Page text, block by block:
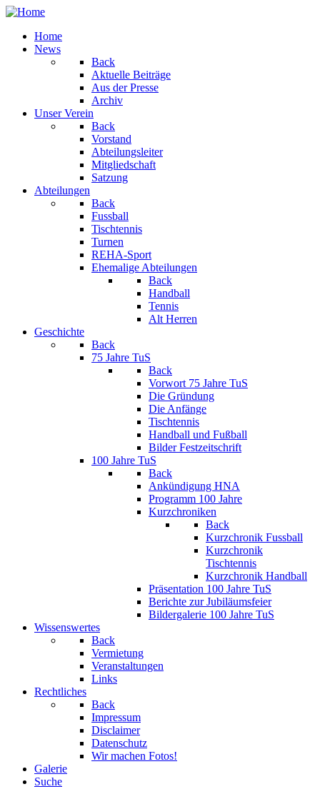
Home
News
Back
Aktuelle Beiträge
Aus der Presse
Archiv
Unser Verein
Back
Vorstand
Abteilungsleiter
Mitgliedschaft
Satzung
Abteilungen
Back
Fussball
Tischtennis
Turnen
REHA-Sport
Ehemalige Abteilungen
Back
Handball
Tennis
Alt Herren
Geschichte
Back
75 Jahre TuS
Back
Vorwort 75 Jahre TuS
Die Gründung
Die Anfänge
Tischtennis
Handball und Fußball
Bilder Festzeitschrift
100 Jahre TuS
Back
Ankündigung HNA
Programm 100 Jahre
Kurzchroniken
Back
Kurzchronik Fussball
Kurzchronik
Tischtennis
Kurzchronik Handball
Präsentation 100 Jahre TuS
Berichte zur Jubiläumsfeier
Bildergalerie 100 Jahre TuS
Wissenswertes
Back
Vermietung
Veranstaltungen
Links
Rechtliches
Back
Impressum
Disclaimer
Datenschutz
Wir machen Fotos!
Galerie
Suche